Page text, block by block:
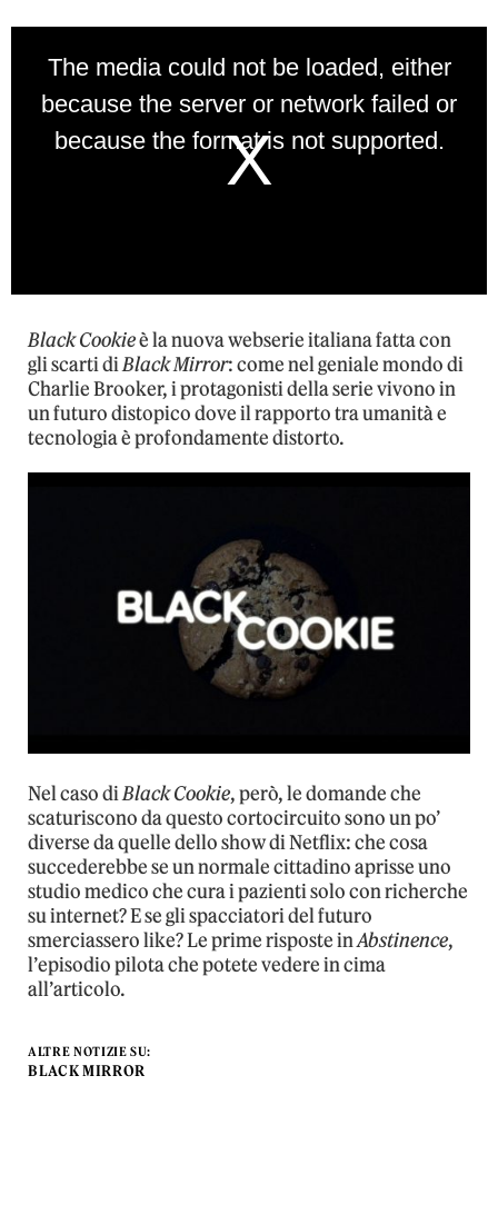
window.
The media could not be loaded, either
because the server or network failed or
because the format is not supported.
Black Cookieè la nuova webserie italiana fatta con
gli scarti diBlack Mirror: come nel geniale mondo di
Charlie Brooker, i protagonisti della serie vivono in
un futuro distopico dove il rapporto tra umanità e
tecnologia è profondamente distorto.
Nel caso diBlack Cookie, però, le domande che
scaturiscono da questo cortocircuito sono un po’
diverse da quelle dello show di Netflix: che cosa
succederebbe se un normale cittadino aprisse uno
studio medico che cura i pazienti solo con richerche
su internet? E se gli spacciatori del futuro
smerciassero like? Le prime risposte inAbstinence,
l’episodio pilota che potete vedere in cima
all’articolo.
ALTRE NOTIZIE SU:
BLACK MIRROR